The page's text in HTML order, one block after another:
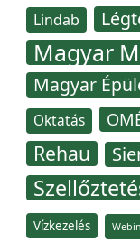
Lindab
Magyar
Magyar
Oktatás
Rehau
Vízkezelés